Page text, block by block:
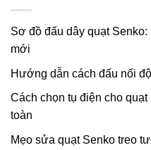
Sơ đồ đấu dây quạt
mới
Hướng dẫn cách đấu nối
Cách chọn tụ điện cho
toàn
Mẹo sửa quạt Senko treo